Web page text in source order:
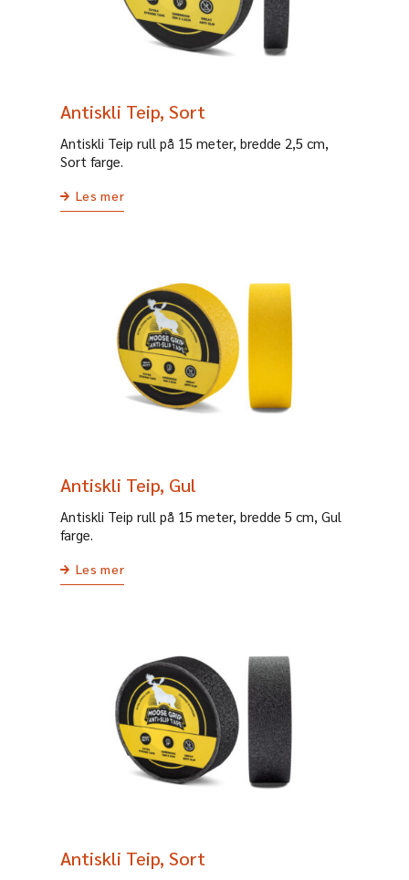
Antiskli Teip, Sort
Antiskli Teip rull på 15 meter, bredde 2,5 cm,
Sort farge.
Les mer
Antiskli Teip, Gul
Antiskli Teip rull på 15 meter, bredde 5 cm, Gul
farge.
Les mer
Antiskli Teip, Sort